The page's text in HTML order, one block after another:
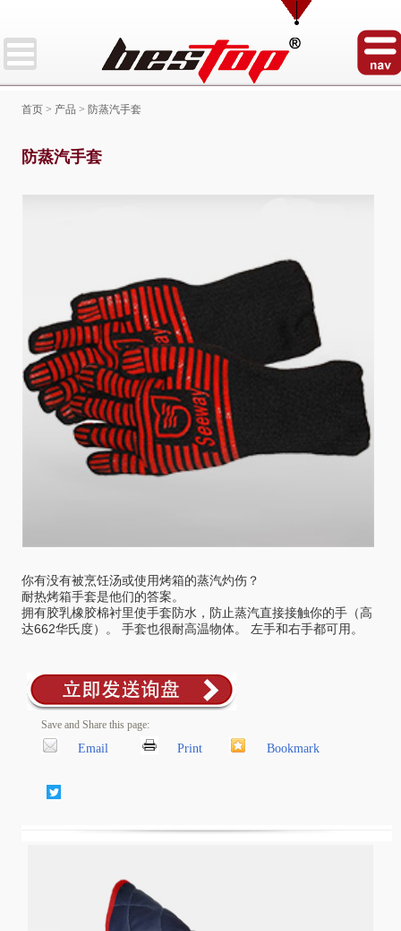
首页 > 产品 > 防蒸汽手套
防蒸汽手套
你有没有被烹饪汤或使用烤箱的蒸汽灼伤？
耐热烤箱手套是他们的答案。
拥有胶乳橡胶棉衬里使手套防水，防止蒸汽直接接触你的手（高
达662华氏度）。 手套也很耐高温物体。 左手和右手都可用。
Save and Share this page:
Email Print Bookmark